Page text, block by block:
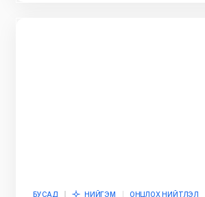
БУСАД НИЙГЭМ
ОНЦЛОХ НИЙТЛЭЛ